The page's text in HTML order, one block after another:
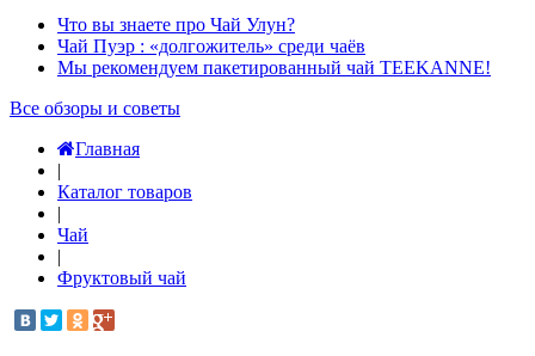
Что вы знаете про Чай Улун?
Чай Пуэр : «долгожитель» среди чаёв
Мы рекомендуем пакетированный чай TEEKANNE!
Все обзоры и советы
Главная
|
Каталог товаров
|
Чай
|
Фруктовый чай